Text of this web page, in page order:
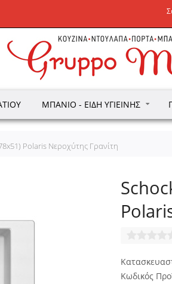
ΜΠΆΝΙΟ - ΕΊΔΗ ΥΓΙΕΙΝΉΣ
Polaris Νεροχύτης Γρανίτη
Κωδικός